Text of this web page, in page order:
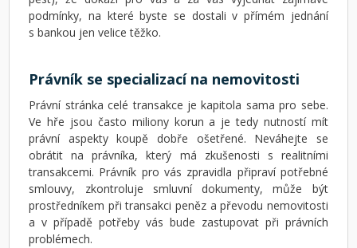
podmínky, na které byste se dostali v přímém jednání
s bankou jen velice těžko.
Právník se specializací na nemovitosti
Právní stránka celé transakce je kapitola sama pro sebe.
Ve hře jsou často miliony korun a je tedy nutností mít
právní aspekty koupě dobře ošetřené. Neváhejte se
obrátit na právníka, který má zkušenosti s realitními
transakcemi. Právník pro vás zpravidla připraví potřebné
smlouvy, zkontroluje smluvní dokumenty, může být
prostředníkem při transakci peněz a převodu nemovitosti
a v případě potřeby vás bude zastupovat při právních
problémech.